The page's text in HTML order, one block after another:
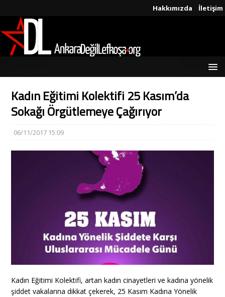
Hakkımızda İletişim
Kadın Eğitimi Kolektifi 25 Kasım’da
Sokağı Örgütlemeye Çağırıyor
06/11/2017 15:09
Kadın Eğitimi Kolektifi, artan kadın cinayetleri ve kadına yönelik
şiddet vakalarına dikkat çekerek, 25 Kasım Kadına Yönelik